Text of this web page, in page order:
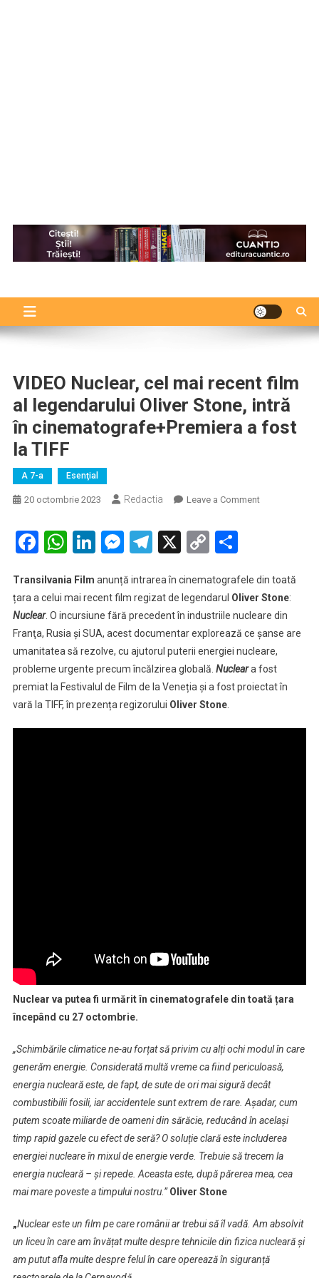
VIDEO Nuclear, cel mai recent film
al legendarului Oliver Stone, intră
în cinematografe+Premiera a fost
la TIFF
A 7-a Esenţial
20 octombrie 2023 Redactia Leave a Commenton
recent
film
al
legendarului
Oliver
Stone,
a
Facebook
WhatsApp
LinkedIn
Messenger
Telegram
X Copy
Transilvania Film anunță intrarea în cinematografele din toată
țara a celui mai recent film regizat de legendarul Oliver Stone:
Nuclear. O incursiune fără precedent în industriile nucleare din
Franţa, Rusia şi SUA, acest documentar explorează ce șanse are
umanitatea să rezolve, cu ajutorul puterii energiei nucleare,
probleme urgente precum încălzirea globală. Nucleara fost
premiat la Festivalul de Film de la Veneția și a fost proiectat în
vară la TIFF, în prezența regizorului Oliver Stone.
Nuclear va putea fi urmărit în cinematografele din toată țara
începând cu 27 octombrie.
„Schimbările climatice ne-au forțat să privim cu alți ochi modul în care
generăm energie. Considerată multă vreme ca fiind periculoasă,
energia nucleară este, de fapt, de sute de ori mai sigură decât
combustibilii fosili, iar accidentele sunt extrem de rare. Așadar, cum
putem scoate miliarde de oameni din sărăcie, reducând în același
timp rapid gazele cu efect de seră? O soluție clară este includerea
energiei nucleare în mixul de energie verde. Trebuie să trecem la
energia nucleară – și repede. Aceasta este, după părerea mea, cea
mai mare poveste a timpului nostru.”Oliver Stone
„Nuclear este un film pe care românii ar trebui să îl vadă. Am absolvit
un liceu în care am învățat multe despre tehnicile din fizica nucleară și
am putut afla multe despre felul în care operează în siguranță